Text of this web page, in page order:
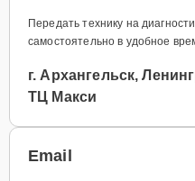
Передать технику на
самостоятельно в удобное
г. Архангельск,
ТЦ Макси
Email